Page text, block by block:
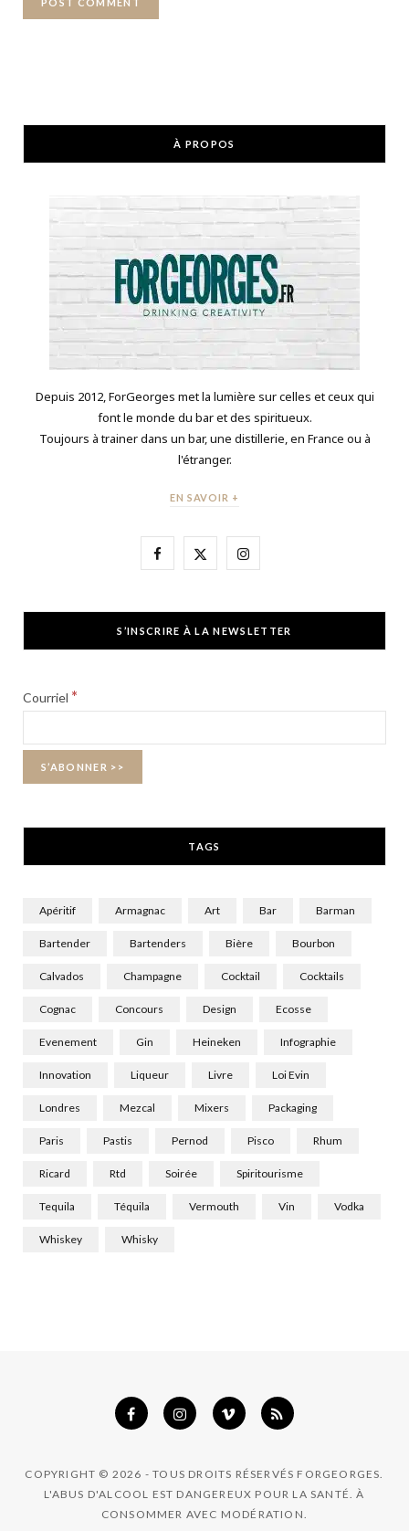
À PROPOS
Depuis 2012, ForGeorges met la lumière sur celles et ceux qui
font le monde du bar et des spiritueux.
Toujours à trainer dans un bar, une distillerie, en France ou à
l'étranger.
EN SAVOIR +
F
e
X
w
I
t
S’INSCRIRE À LA NEWSLETTER
Courriel *
TAGS
Apéritif Armagnac Art Bar Barman
Bartender Bartenders Bière Bourbon
Calvados Champagne Cocktail Cocktails
Cognac Concours Design Ecosse
Evenement Gin Heineken Infographie
Innovation Liqueur Livre Loi Evin
Londres Mezcal Mixers Packaging
Paris Pastis Pernod Pisco Rhum
Ricard Rtd Soirée Spiritourisme
Tequila Téquila Vermouth Vin Vodka
Whiskey Whisky
COPYRIGHT © 2026 - TOUS DROITS RÉSERVÉS FORGEORGES.
L'ABUS D'ALCOOL EST DANGEREUX POUR LA SANTÉ. À
CONSOMMER AVEC MODÉRATION.